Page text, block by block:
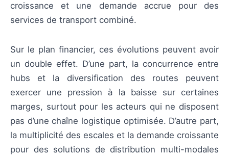
croissance et une demande accrue pour des
services de transport combiné.
Sur le plan financier, ces évolutions peuvent avoir
un double effet. D’une part, la concurrence entre
hubs et la diversification des routes peuvent
exercer une pression à la baisse sur certaines
marges, surtout pour les acteurs qui ne disposent
pas d’une chaîne logistique optimisée. D’autre part,
la multiplicité des escales et la demande croissante
pour des solutions de distribution multi-modales